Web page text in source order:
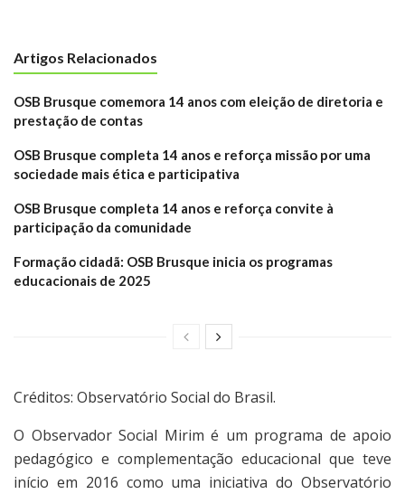
Artigos Relacionados
OSB Brusque comemora 14 anos com eleição de diretoria e
prestação de contas
OSB Brusque completa 14 anos e reforça missão por uma
sociedade mais ética e participativa
OSB Brusque completa 14 anos e reforça convite à
participação da comunidade
Formação cidadã: OSB Brusque inicia os programas
educacionais de 2025
Créditos: Observatório Social do Brasil.
O Observador Social Mirim é um programa de apoio
pedagógico e complementação educacional que teve
início em 2016 como uma iniciativa do Observatório